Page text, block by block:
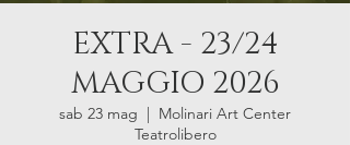
EXTRA - 23/24
MAGGIO 2026
sab 23 mag
  |
Molinari Art Center
Teatrolibero